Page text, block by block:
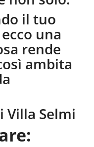
il tuo
una
rende
ambita
Villa Selmi